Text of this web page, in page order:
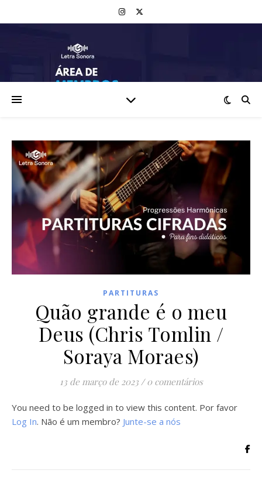
PARTITURAS
Quão grande é o meu
Deus (Chris Tomlin /
Soraya Moraes)
13 de março de 2023 / 0 comentários
You need to be logged in to view this content. Por favor
Log In. Não é um membro? Junte-se a nós